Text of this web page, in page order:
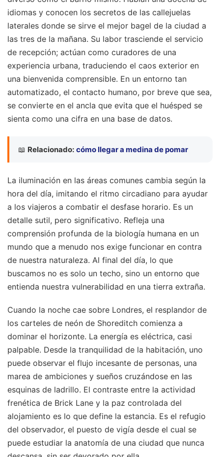
idiomas y conocen los secretos de las callejuelas
laterales donde se sirve el mejor bagel de la ciudad a
las tres de la mañana. Su labor trasciende el servicio
de recepción; actúan como curadores de una
experiencia urbana, traduciendo el caos exterior en
una bienvenida comprensible. En un entorno tan
automatizado, el contacto humano, por breve que sea,
se convierte en el ancla que evita que el huésped se
sienta como una cifra en una base de datos.
📖 Relacionado: cómo llegar a medina de pomar
La iluminación en las áreas comunes cambia según la
hora del día, imitando el ritmo circadiano para ayudar
a los viajeros a combatir el desfase horario. Es un
detalle sutil, pero significativo. Refleja una
comprensión profunda de la biología humana en un
mundo que a menudo nos exige funcionar en contra
de nuestra naturaleza. Al final del día, lo que
buscamos no es solo un techo, sino un entorno que
entienda nuestra vulnerabilidad en una tierra extraña.
Cuando la noche cae sobre Londres, el resplandor de
los carteles de neón de Shoreditch comienza a
dominar el horizonte. La energía es eléctrica, casi
palpable. Desde la tranquilidad de la habitación, uno
puede observar el flujo incesante de personas, una
marea de ambiciones y sueños cruzándose en las
esquinas de ladrillo. El contraste entre la actividad
frenética de Brick Lane y la paz controlada del
alojamiento es lo que define la estancia. Es el refugio
del observador, el puesto de vigía desde el cual se
puede estudiar la anatomía de una ciudad que nunca